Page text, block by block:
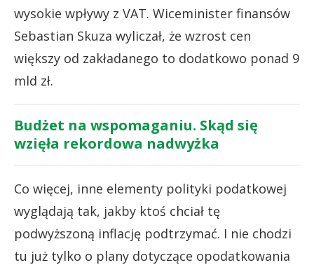
wysokie wpływy z VAT. Wiceminister finansów
Sebastian Skuza wyliczał, że wzrost cen
większy od zakładanego to dodatkowo ponad 9
mld zł.
Budżet na wspomaganiu. Skąd się
wzięła rekordowa nadwyżka
Co więcej, inne elementy polityki podatkowej
wyglądają tak, jakby ktoś chciał tę
podwyższoną inflację podtrzymać. I nie chodzi
tu już tylko o plany dotyczące opodatkowania